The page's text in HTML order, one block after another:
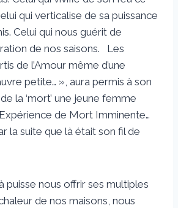
qui verticalise de sa puissance
Celui qui nous guérit de
de nos saisons. Les
de l’Amour même d’une
petite… », aura permis à son
la ‘mort’ une jeune femme
de Mort Imminente…
la suite que là était son fil de
puisse nous offrir ses multiples
de nos maisons, nous